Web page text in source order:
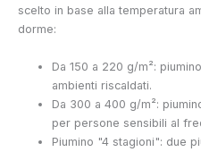
scelto in base alla temperatura
dorme:
Da 150 a 220 g/m²:
ambienti riscaldati.
Da 300 a 400 g/m²:
per persone sensibili al
Piumino "4 stagioni": due